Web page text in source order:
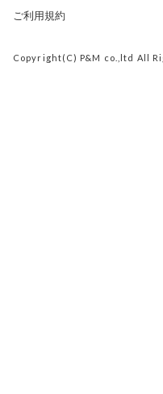
ご利用規約
Copyright(C) P&M co.,ltd All